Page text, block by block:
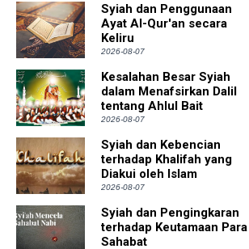
Syiah dan Penggunaan
Ayat Al-Qur'an secara
Keliru
2026-08-07
Kesalahan Besar Syiah
dalam Menafsirkan Dalil
tentang Ahlul Bait
2026-08-07
Syiah dan Kebencian
terhadap Khalifah yang
Diakui oleh Islam
2026-08-07
Syiah dan Pengingkaran
terhadap Keutamaan Para
Sahabat